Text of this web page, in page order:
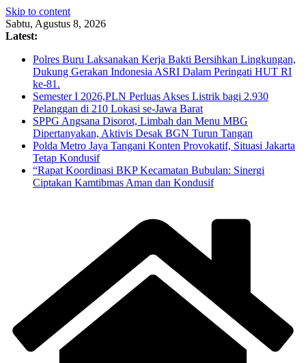
Skip to content
Sabtu, Agustus 8, 2026
Latest:
Polres Buru Laksanakan Kerja Bakti Bersihkan Lingkungan,
Dukung Gerakan Indonesia ASRI Dalam Peringati HUT RI
ke-81.
Semester I 2026,PLN Perluas Akses Listrik bagi 2.930
Pelanggan di 210 Lokasi se-Jawa Barat
SPPG Angsana Disorot, Limbah dan Menu MBG
Dipertanyakan, Aktivis Desak BGN Turun Tangan
Polda Metro Jaya Tangani Konten Provokatif, Situasi Jakarta
Tetap Kondusif
“Rapat Koordinasi BKP Kecamatan Bubulan: Sinergi
Ciptakan Kamtibmas Aman dan Kondusif